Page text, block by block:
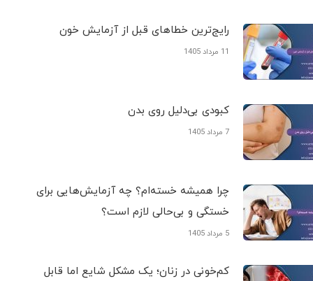
رایج‌ترین خطاهای قبل از آزمایش خون
11 مرداد 1405
کبودی‌ بی‌دلیل روی بدن
7 مرداد 1405
چرا همیشه خسته‌ام؟ چه آزمایش‌هایی برای
خستگی و بی‌حالی لازم است؟
5 مرداد 1405
کم‌خونی در زنان؛ یک مشکل شایع اما قابل